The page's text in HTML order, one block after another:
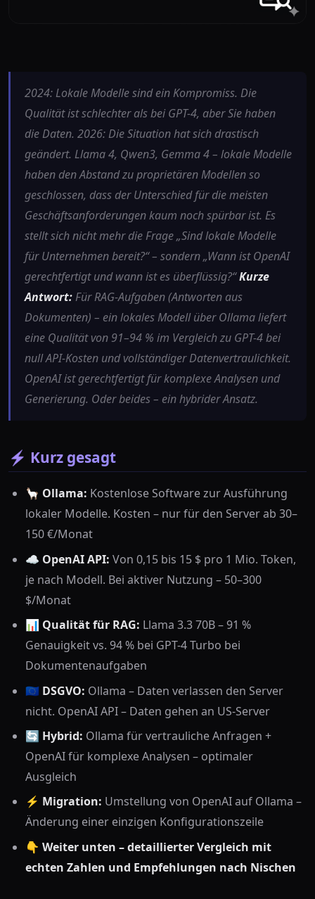
2024: Lokale Modelle sind ein Kompromiss. Die
Qualität ist schlechter als bei GPT-4, aber Sie haben
die Daten. 2026: Die Situation hat sich drastisch
geändert. Llama 4, Qwen3, Gemma 4 – lokale Modelle
haben den Abstand zu proprietären Modellen so
geschlossen, dass der Unterschied für die meisten
Geschäftsanforderungen kaum noch spürbar ist. Es
stellt sich nicht mehr die Frage „Sind lokale Modelle
für Unternehmen bereit?“ – sondern „Wann ist OpenAI
gerechtfertigt und wann ist es überflüssig?“Kurze
Antwort: Für RAG-Aufgaben (Antworten aus
Dokumenten) – ein lokales Modell über Ollama liefert
eine Qualität von 91–94 % im Vergleich zu GPT-4 bei
null API-Kosten und vollständiger Datenvertraulichkeit.
OpenAI ist gerechtfertigt für komplexe Analysen und
Generierung. Oder beides – ein hybrider Ansatz.
⚡ Kurz gesagt
🦙 Ollama: Kostenlose Software zur Ausführung
lokaler Modelle. Kosten – nur für den Server ab 30–
150 €/Monat
☁️ OpenAI API: Von 0,15 bis 15 $ pro 1 Mio. Token,
je nach Modell. Bei aktiver Nutzung – 50–300
$/Monat
📊 Qualität für RAG: Llama 3.3 70B – 91 %
Genauigkeit vs. 94 % bei GPT-4 Turbo bei
Dokumentenaufgaben
🇪🇺 DSGVO: Ollama – Daten verlassen den Server
nicht. OpenAI API – Daten gehen an US-Server
🔄 Hybrid: Ollama für vertrauliche Anfragen +
OpenAI für komplexe Analysen – optimaler
Ausgleich
⚡ Migration: Umstellung von OpenAI auf Ollama –
Änderung einer einzigen Konfigurationszeile
👇 Weiter unten – detaillierter Vergleich mit
echten Zahlen und Empfehlungen nach Nischen